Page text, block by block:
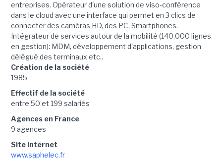
entreprises. Opérateur d'une solution de viso-conférence
dans le cloud avec une interface qui permet en 3 clics de
connecter des caméras HD, des PC, Smartphones.
Intégrateur de services autour de la mobilité (140.000 lignes
en gestion): MDM, développement d'applications, gestion
délégué des terminaux etc..
Création de la société
1985
Effectif de la société
entre 50 et 199 salariés
Agences en France
9 agences
Site internet
www.saphelec.fr